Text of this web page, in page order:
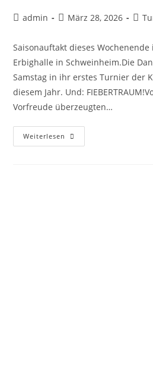
admin März 28, 2026
Saisonauftakt dieses
Erbighalle in Schweinheim.Die
Samstag in ihr erstes Turnier der
diesem Jahr. Und:
Vorfreude überzeugten…
Weiterlesen